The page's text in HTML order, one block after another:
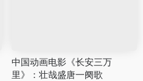
中国动画电影《长安三万
里》：壮哉盛唐一阕歌